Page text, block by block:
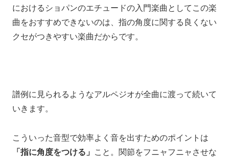
におけるショパンのエチュードの入門楽曲としてこの楽
曲をおすすめできないのは、 指の角度に関する良くない
クセがつきやすい楽曲だからです。
譜例に見られるようなアルペジオが全曲に渡って続いて
いきます。
こういった音型で効率よく音を出すためのポイントは
「指に角度をつける」
こと。 関節をフニャフニャさせな